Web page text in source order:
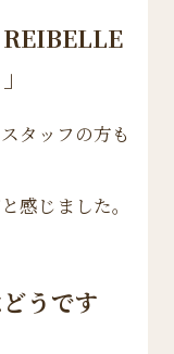
REIBELLE
タッフの方も
感じました。
うです